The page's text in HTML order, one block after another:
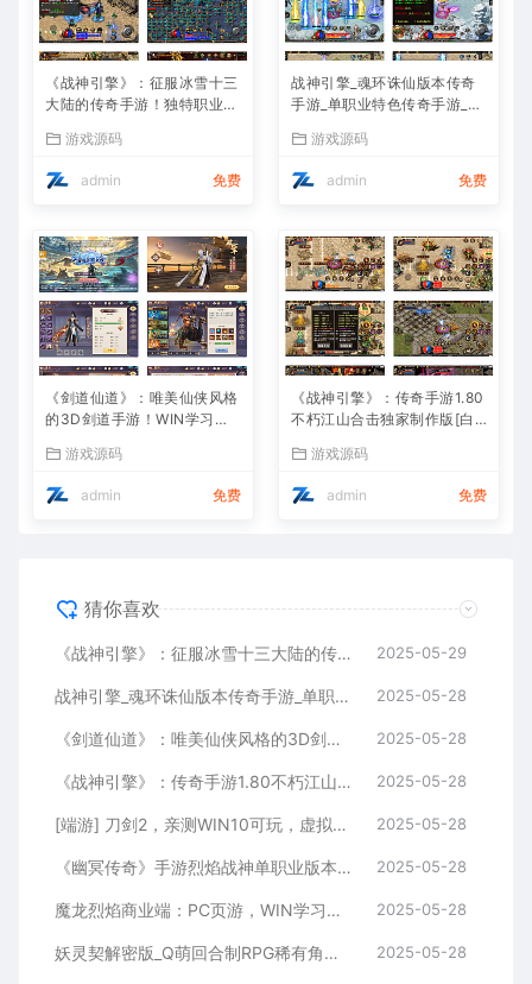
《战神引擎》：征服冰雪十三
大陆的传奇手游！独特职业、
攻略游戏源码
admin 免费
战神引擎_魂环诛仙版本传奇
手游_单职业特色传奇手游_Wi
游戏源码
admin 免费
《剑道仙道》：唯美仙侠风格
的3D剑道手游！WIN学习手
视频教程全解析
游戏源码
admin 免费
《战神引擎》：传奇手游1.80
不朽江山合击独家制作版[白
游戏源码
admin 免费
猜你喜欢
《战神引擎》：征服冰雪十三大陆的传奇手游！独特职业、Win服务端，视频架设教程全攻略 2025-05-29
战神引擎_魂环诛仙版本传奇手游_单职业特色传奇手游_Win服务端_通用视频架设教程 2025-05-28
《剑道仙道》：唯美仙侠风格的3D剑道手游！WIN学习手工服务端，无IP数限制，通用视频教程全解析 2025-05-28
《战神引擎》：传奇手游1.80不朽江山合击独家制作版[白猪3]！支持安卓和iOS双端 2025-05-28
[端游] 刀剑2，亲测WIN10可玩，虚拟机一键端，有视频教程、有GM,完整商城 ，有局域网工具 2025-05-28
《幽冥传奇》手游烈焰战神单职业版本：WIN学习手工服务端通用视频教程，GM物品充值后台，适用于安卓版 2025-05-28
魔龙烈焰商业端：PC页游，WIN学习手工服务端，通用视频教程，GM工具 2025-05-28
妖灵契解密版_Q萌回合制RPG稀有角色扮演剧情闯关手游_Linux服务端_通用视频架设教程及解密工具_GM物品后台_安卓版 2025-05-28